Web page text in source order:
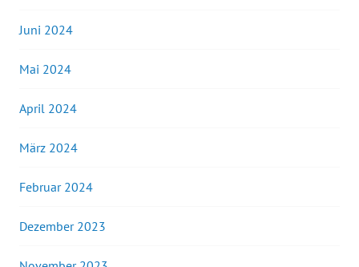
Juni 2024
Mai 2024
April 2024
März 2024
Februar 2024
Dezember 2023